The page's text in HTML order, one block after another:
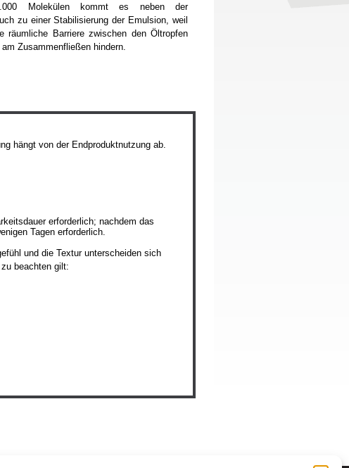
Molekülen kommt es neben der
zu einer Stabilisierung der Emulsion, weil
räumliche Barriere zwischen den Öltropfen
Zusammenfließen hindern.
hängt von der Endproduktnutzung ab.
erforderlich; nachdem das
Tagen erforderlich.
und die Textur unterscheiden sich
beachten gilt: